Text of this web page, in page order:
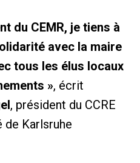
du CEMR, je tiens à
avec la maire
tous les élus locaux
», écrit
, président du CCRE
Karlsruhe